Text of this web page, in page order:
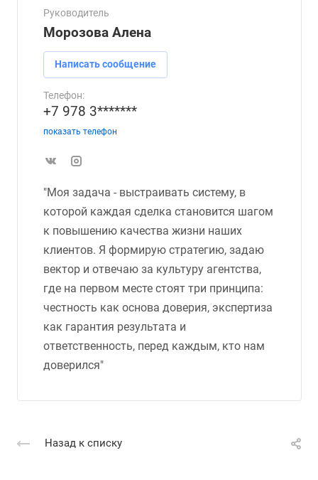
Руководитель
Морозова Алена
Написать сообщение
Телефон:
+7 978 3*******
показать телефон
"Моя задача - выстраивать систему, в
которой каждая сделка становится шагом
к повышению качества жизни наших
клиентов. Я формирую стратегию, задаю
вектор и отвечаю за культуру агентства,
где на первом месте стоят три принципа:
честность как основа доверия, экспертиза
как гарантия результата и
ответственность, перед каждым, кто нам
доверился"
Назад к списку